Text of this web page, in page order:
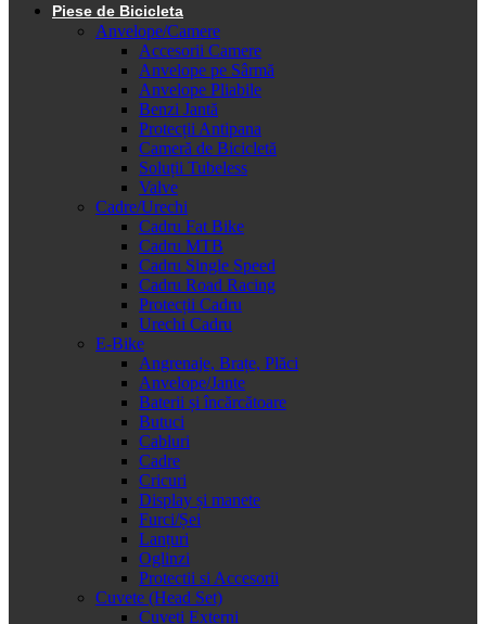
Piese de Bicicleta
Anvelope/Camere
Accesorii Camere
Anvelope pe Sârmă
Anvelope Pliabile
Benzi Jantă
Protecții Antipana
Cameră de Bicicletă
Soluții Tubeless
Valve
Cadre/Urechi
Cadru Fat Bike
Cadru MTB
Cadru Single Speed
Cadru Road Racing
Protecții Cadru
Urechi Cadru
E-Bike
Angrenaje, Brațe, Plăci
Anvelope/Jante
Baterii și încărcătoare
Butuci
Cabluri
Cadre
Cricuri
Display și manete
Furci/Șei
Lanțuri
Oglinzi
Protectii si Accesorii
Cuvete (Head Set)
Cuveți Externi